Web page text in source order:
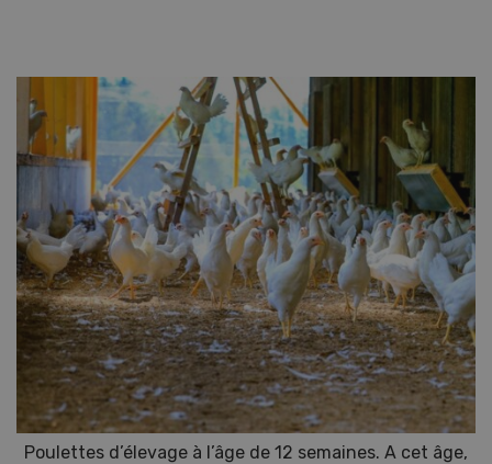
Poulettes d’élevage à l’âge de 12 semaines. A cet âge,